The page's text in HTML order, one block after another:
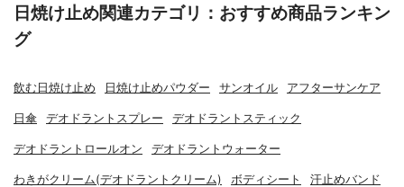
日焼け止め関連カテゴリ：おすすめ商品ランキン
グ
飲む日焼け止め 日焼け止めパウダー サンオイル アフターサンケア
日傘 デオドラントスプレー デオドラントスティック
デオドラントロールオン デオドラントウォーター
わきがクリーム(デオドラントクリーム) ボディシート 汗止めバンド